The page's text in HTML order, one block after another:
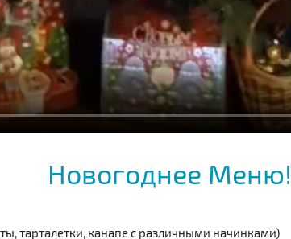
Новогоднее Меню!
тарталетки, канапе с различными начинками)